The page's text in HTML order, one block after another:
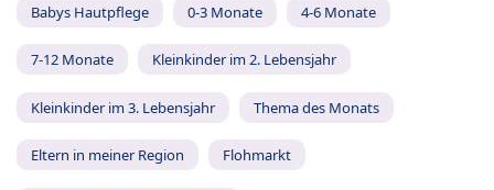
Babys Hautpflege 0-3 Monate 4-6 Monate
7-12 Monate Kleinkinder im 2. Lebensjahr
Kleinkinder im 3. Lebensjahr Thema des Monats
Eltern in meiner Region Flohmarkt